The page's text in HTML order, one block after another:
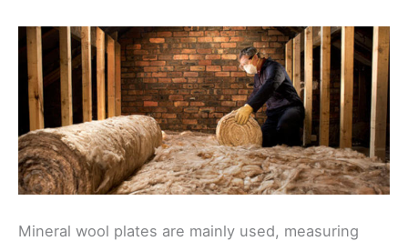
Mineral wool plates are mainly used, measuring